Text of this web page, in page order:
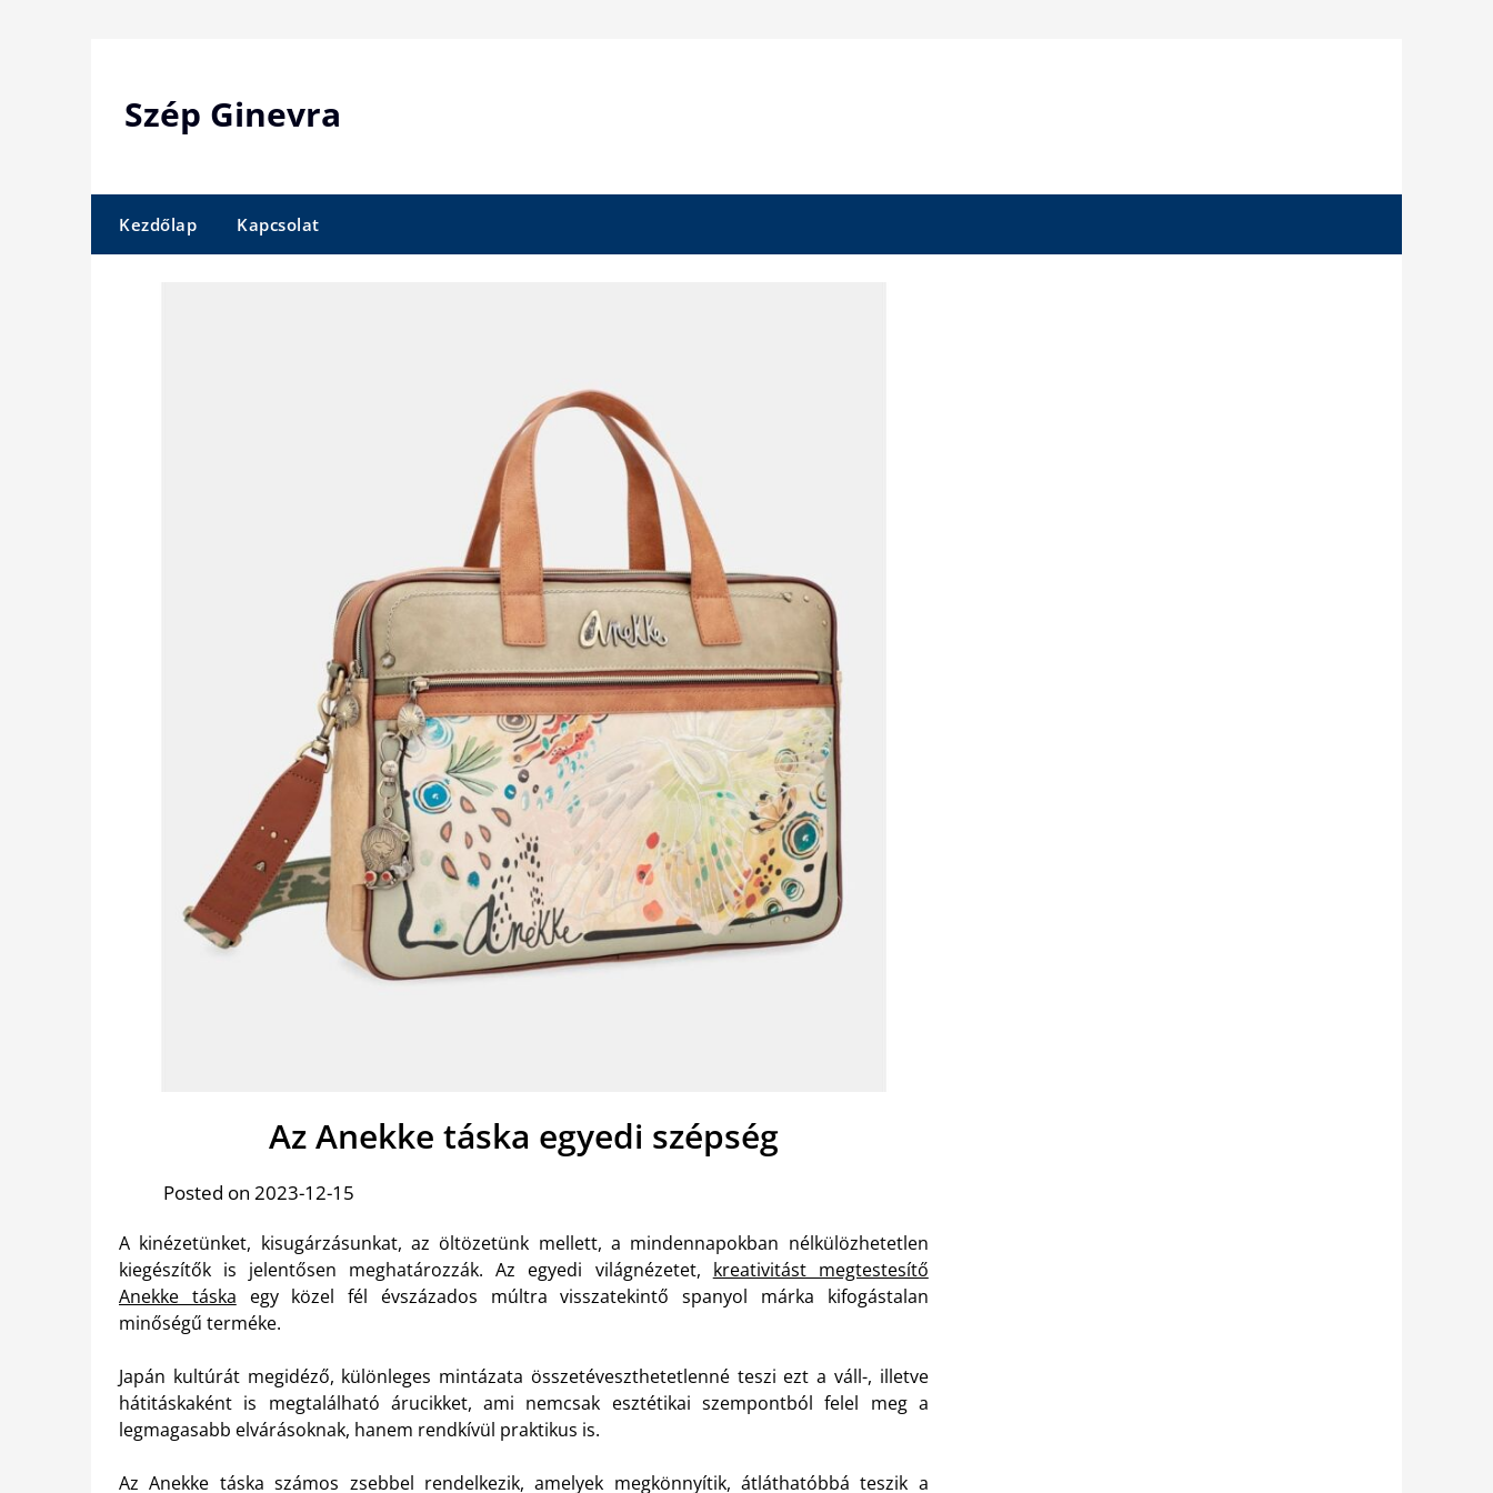
Szép Ginevra
Kezdőlap Kapcsolat
Az Anekke táska egyedi szépség
Posted on 2023-12-15
A kinézetünket, kisugárzásunkat, az öltözetünk mellett, a mindennapokban nélkülözhetetlen
kiegészítők is jelentősen meghatározzák. Az egyedi világnézetet, kreativitást megtestesítő
Anekke táska egy közel fél évszázados múltra visszatekintő spanyol márka kifogástalan
minőségű terméke.
Japán kultúrát megidéző, különleges mintázata összetéveszthetetlenné teszi ezt a váll-, illetve
hátitáskaként is megtalálható árucikket, ami nemcsak esztétikai szempontból felel meg a
legmagasabb elvárásoknak, hanem rendkívül praktikus is.
Az Anekke táska számos zsebbel rendelkezik, amelyek megkönnyítik, átláthatóbbá teszik a